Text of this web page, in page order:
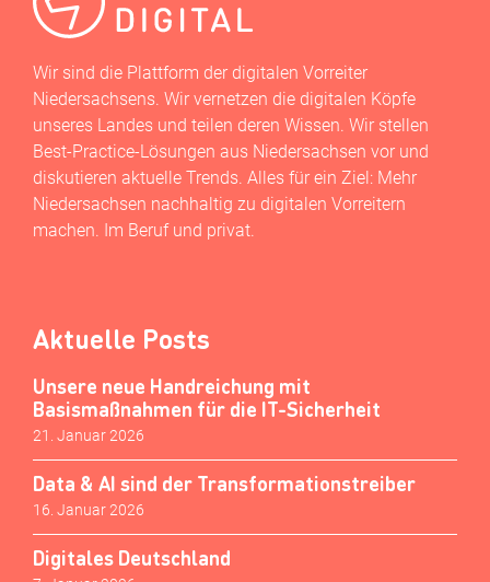
Wir sind die Plattform der digitalen Vorreiter
Niedersachsens. Wir vernetzen die digitalen Köpfe
unseres Landes und teilen deren Wissen. Wir stellen
Best-Practice-Lösungen aus Niedersachsen vor und
diskutieren aktuelle Trends. Alles für ein Ziel: Mehr
Niedersachsen nachhaltig zu digitalen Vorreitern
machen. Im Beruf und privat.
Aktuelle Posts
Unsere neue Handreichung mit
Basismaßnahmen für die IT-Sicherheit
21. Januar 2026
Data & AI sind der Transformationstreiber
16. Januar 2026
Digitales Deutschland